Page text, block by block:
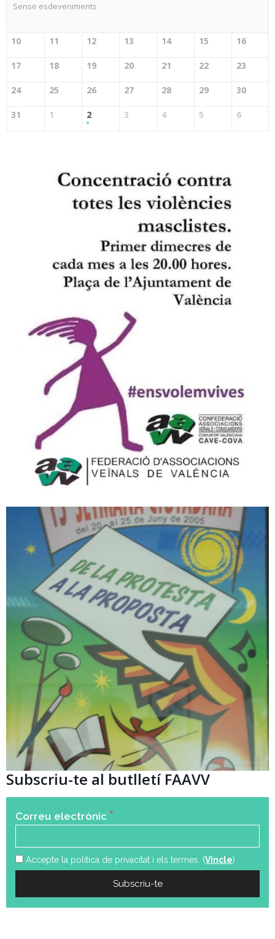
Sense esdeveniments
10 11 12 13 14 15 16
17 18 19 20 21 22 23
24 25 26 27 28 29 30
31 1 2 3 4 5 6
Subscriu-te al butlletí FAAVV
Correu electrònic *
Accepte la política de privacitat i els termes. (Vincle)